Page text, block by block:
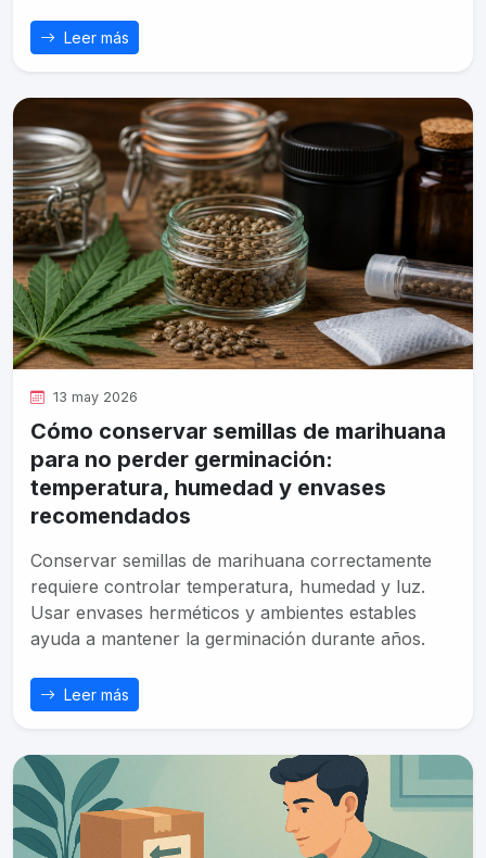
Leer más
13 may 2026
Cómo conservar semillas de marihuana
para no perder germinación:
temperatura, humedad y envases
recomendados
Conservar semillas de marihuana correctamente
requiere controlar temperatura, humedad y luz.
Usar envases herméticos y ambientes estables
ayuda a mantener la germinación durante años.
Leer más